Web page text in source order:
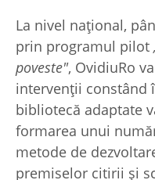
La nivel național,
prin programul pilot
poveste", OvidiuRo
intervenții constând
bibliotecă adaptate
formarea unui
metode de
premiselor citirii și